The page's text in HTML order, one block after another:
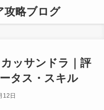
攻略ブログ
カッサンドラ｜評
タス・スキル
12日